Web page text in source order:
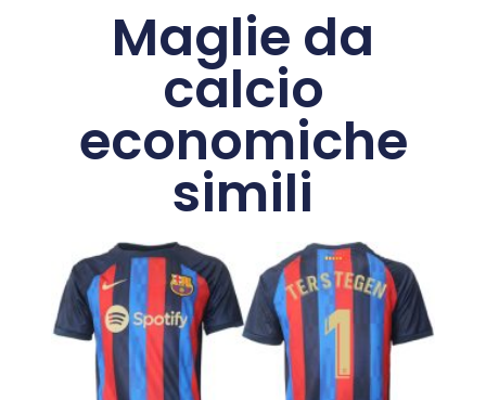
Maglie da
calcio
economiche
simili